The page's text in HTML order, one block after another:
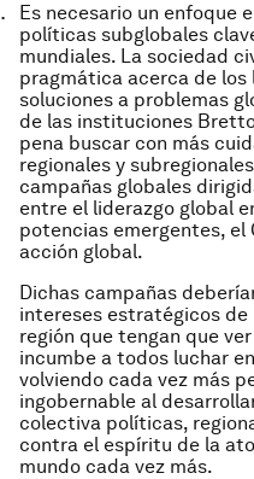
Es necesario un enfoque
políticas subglobales
mundiales. La sociedad
pragmática acerca de los
soluciones a problemas
de las instituciones
pena buscar con más
regionales y
campañas globales
entre el liderazgo global
potencias emergentes, el
acción global.
Dichas campañas
intereses estratégicos
región que tengan que
incumbe a todos luchar
volviendo cada vez más
ingobernable al
colectiva políticas,
contra el espíritu de la
mundo cada vez más.